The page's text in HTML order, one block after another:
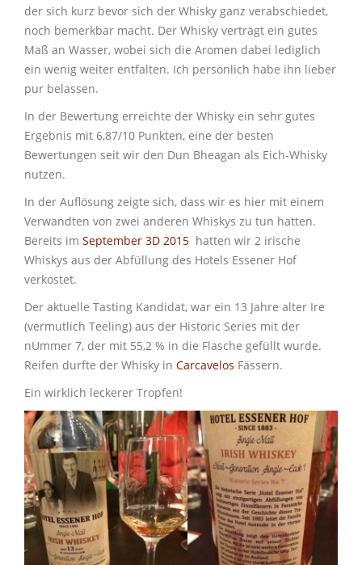
der sich kurz bevor sich der Whisky ganz verabschiedet,
noch bemerkbar macht. Der Whisky verträgt ein gutes
Maß an Wasser, wobei sich die Aromen dabei lediglich
ein wenig weiter entfalten. Ich persönlich habe ihn lieber
pur belassen.
In der Bewertung erreichte der Whisky ein sehr gutes
Ergebnis mit 6,87/10 Punkten, eine der besten
Bewertungen seit wir den Dun Bheagan als Eich-Whisky
nutzen.
In der Auflösung zeigte sich, dass wir es hier mit einem
Verwandten von zwei anderen Whiskys zu tun hatten.
Bereits im September 3D 2015 hatten wir 2 irische
Whiskys aus der Abfüllung des Hotels Essener Hof
verkostet.
Der aktuelle Tasting Kandidat, war ein 13 Jahre alter Ire
(vermutlich Teeling) aus der Historic Series mit der
nUmmer 7, der mit 55,2 % in die Flasche gefüllt wurde.
Reifen durfte der Whisky in Carcavelos Fässern.
Ein wirklich leckerer Tropfen!